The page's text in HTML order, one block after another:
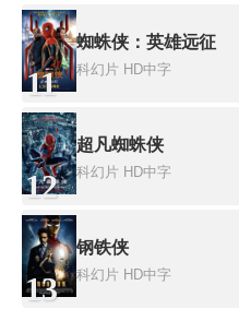
11
蜘蛛侠：英雄远征
科幻片 HD中字
12
超凡蜘蛛侠
科幻片 HD中字
13
钢铁侠
科幻片 HD中字